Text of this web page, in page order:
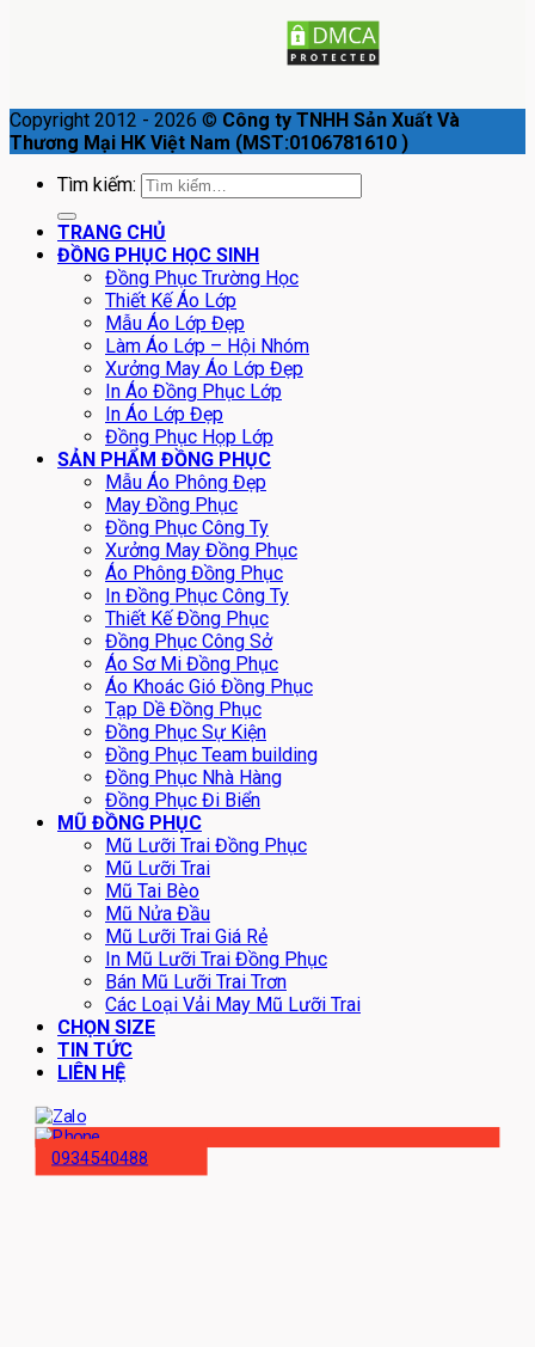
Copyright 2012 - 2026 © Công ty TNHH Sản Xuất Và
Thương Mại HK Việt Nam (MST:0106781610 )
Tìm kiếm:
TRANG CHỦ
ĐỒNG PHỤC HỌC SINH
Đồng Phục Trường Học
Thiết Kế Áo Lớp
Mẫu Áo Lớp Đẹp
Làm Áo Lớp – Hội Nhóm
Xưởng May Áo Lớp Đẹp
In Áo Đồng Phục Lớp
In Áo Lớp Đẹp
Đồng Phục Họp Lớp
SẢN PHẨM ĐỒNG PHỤC
Mẫu Áo Phông Đẹp
May Đồng Phục
Đồng Phục Công Ty
Xưởng May Đồng Phục
Áo Phông Đồng Phục
In Đồng Phục Công Ty
Thiết Kế Đồng Phục
Đồng Phục Công Sở
Áo Sơ Mi Đồng Phục
Áo Khoác Gió Đồng Phục
Tạp Dề Đồng Phục
Đồng Phục Sự Kiện
Đồng Phục Team building
Đồng Phục Nhà Hàng
Đồng Phục Đi Biển
MŨ ĐỒNG PHỤC
Mũ Lưỡi Trai Đồng Phục
Mũ Lưỡi Trai
Mũ Tai Bèo
Mũ Nửa Đầu
Mũ Lưỡi Trai Giá Rẻ
In Mũ Lưỡi Trai Đồng Phục
Bán Mũ Lưỡi Trai Trơn
Các Loại Vải May Mũ Lưỡi Trai
CHỌN SIZE
TIN TỨC
LIÊN HỆ
0934540488